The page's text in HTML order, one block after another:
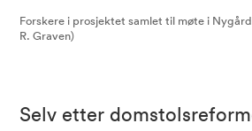
Forskere i prosjektet samlet til møte i
R. Graven)
Selv etter